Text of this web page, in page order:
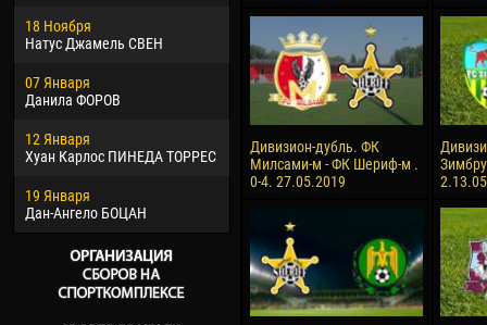
18 Ноября
Натус Джамель СВЕН
07 Января
Данила ФОРОВ
12 Января
Хуан Карлос ПИНЕДА ТОРРЕС
19 Января
Дан-Ангело БОЦАН
Хайдер Морено АСПРИЛЬЯ
22 Марта
Самба КОНЕ
26 Марта
Витор Уго Морайс де
ОЛИВЕЙРА
28
10
15
Дивизион-дубль. ФК
Милсами-м - ФК Шериф-м .
0-4. 27.05.2019